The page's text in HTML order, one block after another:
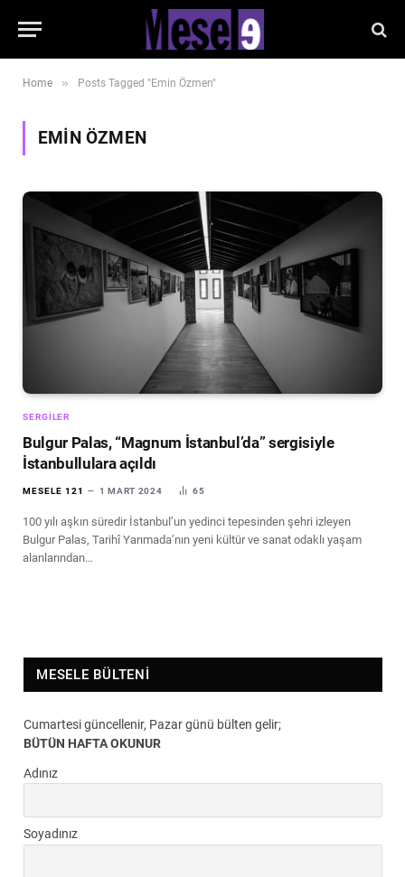
Home » Posts Tagged "Emin Özmen"
EMIN ÖZMEN
SERGILER
Bulgur Palas, “Magnum İstanbul’da” sergisiyle
İstanbullulara açıldı
MESELE 121 1 MART 2024 65
100 yılı aşkın süredir İstanbul’un yedinci tepesinden şehri izleyen
Bulgur Palas, Tarihî Yarımada’nın yeni kültür ve sanat odaklı yaşam
alanlarından…
MESELE BÜLTENI
Cumartesi güncellenir, Pazar günü bülten gelir;
BÜTÜN HAFTA OKUNUR
Adınız
Soyadınız